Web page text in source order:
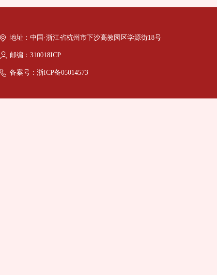
地址：中国·浙江省杭州市下沙高教园区学源街18号
邮编：310018ICP
备案号：浙ICP备05014573